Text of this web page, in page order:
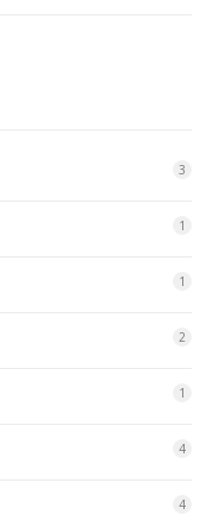
3
1
1
2
1
4
4